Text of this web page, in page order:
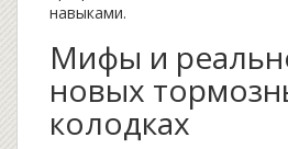
навыками.
Мифы и
новых
колодках